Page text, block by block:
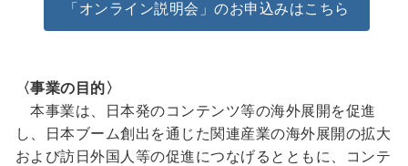
「オンライン説明会」のお申込みはこちら
〈事業の目的〉
本事業は、日本発のコンテンツ等の海外展開を促進
し、日本ブーム創出を通じた関連産業の海外展開の拡大
および訪日外国人等の促進につなげるとともに、コンテ